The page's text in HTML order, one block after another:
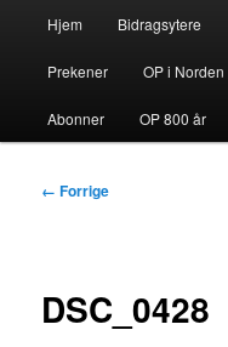
Hjem Bidragsytere
Prekener OP i Norden
Abonner OP 800 år
Bildenavigasjon
← Forrige
DSC_0428